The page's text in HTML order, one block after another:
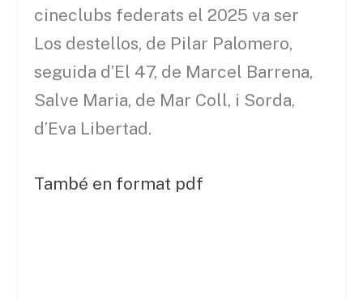
cineclubs federats el 2025 va ser
Los destellos, de Pilar Palomero,
seguida d’El 47, de Marcel Barrena,
Salve Maria, de Mar Coll, i Sorda,
d’Eva Libertad.
També en format pdf